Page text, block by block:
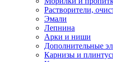
Растворители,
Эмали
Лепнина
Арки и ниши
Дополнительные
Карнизы и